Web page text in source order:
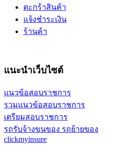
ตะกร้าสินค้า
แจ้งชำระเงิน
ร้านค้า
แนะนำเว็บไซต์
แนวข้อสอบราชการ
รวมแนวข้อสอบราชการ
เตรียมสอบราชการ
รถรับจ้างขนของ รถย้ายของ
clickmyinsure